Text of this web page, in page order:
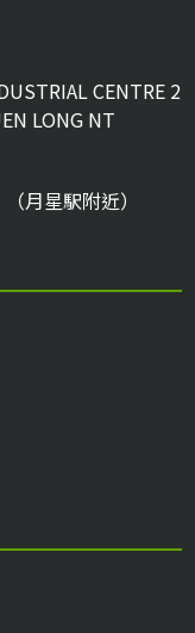
CENTRE 2
LONG NT
月星駅附近）